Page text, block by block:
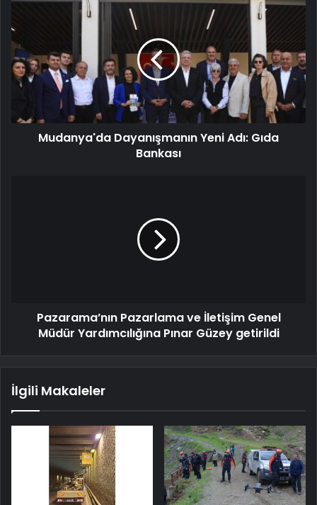
Mudanya'da Dayanışmanın Yeni Adı: Gıda
Bankası
Pazarama’nın Pazarlama ve İletişim Genel
Müdür Yardımcılığına Pınar Güzey getirildi
İlgili Makaleler